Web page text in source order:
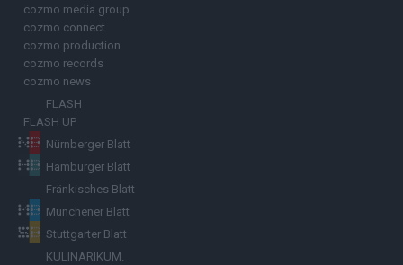
cozmo media group
cozmo connect
cozmo production
cozmo records
cozmo news
FLASH
FLASH UP
Nürnberger Blatt
Hamburger Blatt
Fränkisches Blatt
Münchener Blatt
Stuttgarter Blatt
KULINARIKUM.